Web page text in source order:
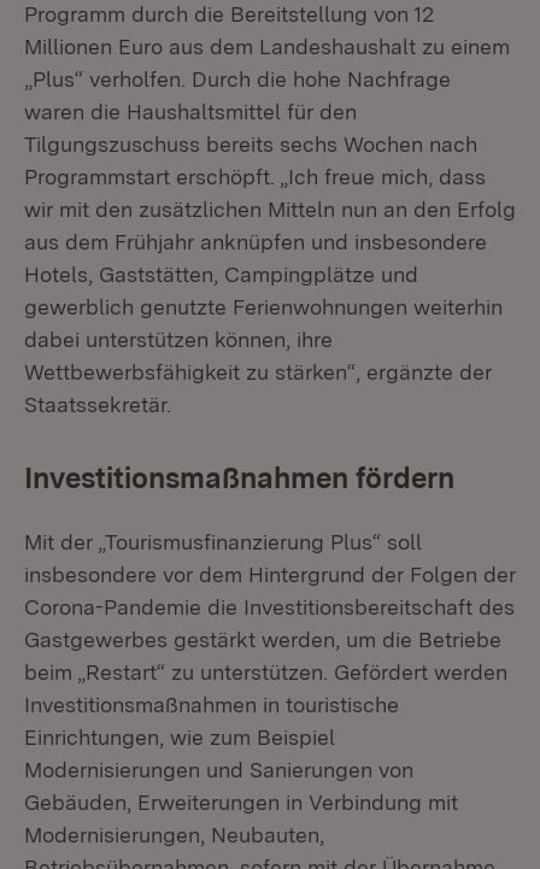
Programm durch die Bereitstellung von 12
Millionen Euro aus dem Landeshaushalt zu einem
„Plus“ verholfen. Durch die hohe Nachfrage
waren die Haushaltsmittel für den
Tilgungszuschuss bereits sechs Wochen nach
Programmstart erschöpft. „Ich freue mich, dass
wir mit den zusätzlichen Mitteln nun an den Erfolg
aus dem Frühjahr anknüpfen und insbesondere
Hotels, Gaststätten, Campingplätze und
gewerblich genutzte Ferienwohnungen weiterhin
dabei unterstützen können, ihre
Wettbewerbsfähigkeit zu stärken“, ergänzte der
Staatssekretär.
Investitionsmaßnahmen fördern
Mit der „Tourismusfinanzierung Plus“ soll
insbesondere vor dem Hintergrund der Folgen der
Corona-Pandemie die Investitionsbereitschaft des
Gastgewerbes gestärkt werden, um die Betriebe
beim „Restart“ zu unterstützen. Gefördert werden
Investitionsmaßnahmen in touristische
Einrichtungen, wie zum Beispiel
Modernisierungen und Sanierungen von
Gebäuden, Erweiterungen in Verbindung mit
Modernisierungen, Neubauten,